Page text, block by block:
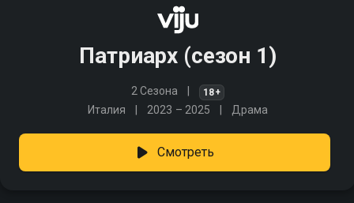
Патриарх (сезон 1)
2 Сезона 18+
Италия 2023 – 2025 Драма
Смотреть